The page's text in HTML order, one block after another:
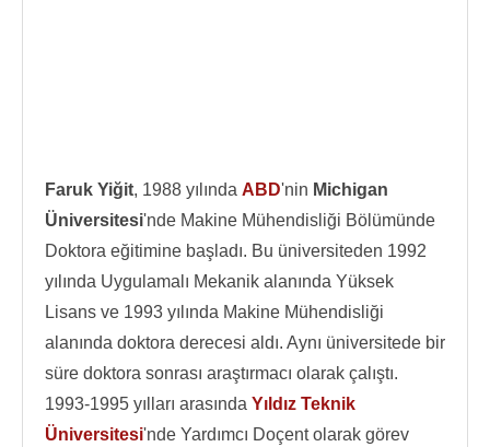
Faruk Yiğit, 1988 yılında ABD'nin Michigan
Üniversitesi'nde Makine Mühendisliği Bölümünde
Doktora eğitimine başladı. Bu üniversiteden 1992
yılında Uygulamalı Mekanik alanında Yüksek
Lisans ve 1993 yılında Makine Mühendisliği
alanında doktora derecesi aldı. Aynı üniversitede bir
süre doktora sonrası araştırmacı olarak çalıştı.
1993-1995 yılları arasında Yıldız Teknik
Üniversitesi'nde Yardımcı Doçent olarak görev